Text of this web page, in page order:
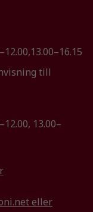
till
13.00–
eller
vår
Om